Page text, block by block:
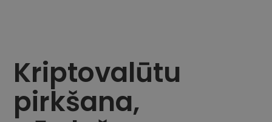
Tikko Pievienotie
Nesen Kriptomat pievienotie žetoni
Ja es būtu nopircis 100 € vērtībā…
Pirkt un pārdot kripto
Pērciet vairāk nekā 300 kriptovalūtas
Kripto maiņa
Vairāk nekā 1000 valūtu pāru iespējas
Kriptovalūtu
pirkšana,